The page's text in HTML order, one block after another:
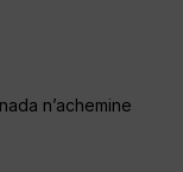
n’achemine